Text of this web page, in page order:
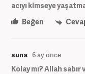
acıyı kimseye
Beğen
suna 6 ay önce
Kolay mı? Allah